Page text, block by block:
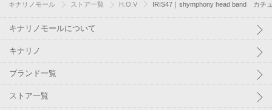
キナリノモール ストア一覧 H.O.V IRIS47｜shymphony head band カ
キナリノモールについて
キナリノ
ブランド一覧
ストア一覧